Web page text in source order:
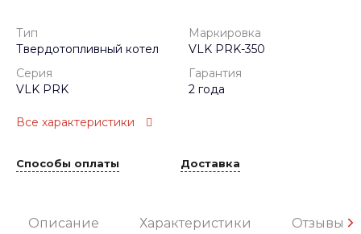
Тип
Твердотопливный котел
Маркировка
VLK PRK-350
Серия
VLK PRK
Гарантия
2 года
Все характеристики
Способы оплаты Доставка
Описание Характеристики Отзывы